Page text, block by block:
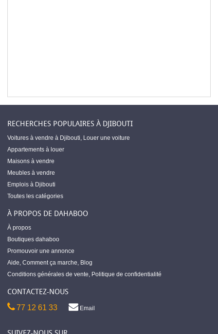
RECHERCHES POPULAIRES À DJIBOUTI
Voitures à vendre à Djibouti, Louer une voiture
Appartements à louer
Maisons à vendre
Meubles à vendre
Emplois à Djibouti
Toutes les catégories
À PROPOS DE DAHABOO
À propos
Boutiques dahaboo
Promouvoir une annonce
Aide, Comment ça marche, Blog
Conditions générales de vente, Politique de confidentialité
CONTACTEZ-NOUS
77 12 61 33 Email